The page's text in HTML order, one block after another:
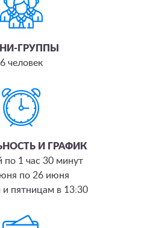
ГРУППЫ
6 человек
И ГРАФИК
по 1 час 30 минут
по 26 июня
и пятницам в 13:30